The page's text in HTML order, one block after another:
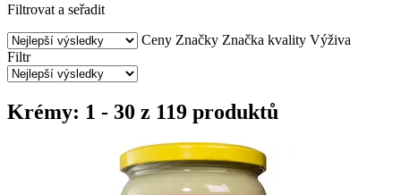
Filtrovat a seřadit
Ceny Značky Značka kvality Výživa
Filtr
Krémy: 1 - 30 z 119 produktů